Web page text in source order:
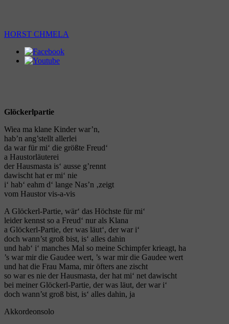
HORST CHMELA
Glöckerlpartie
Wiea ma klane Kinder war’n,
hab’n ang’stellt allerlei
da war für mi‘ die größte Freud‘
a Haustorläuterei
der Hausmasta is‘ ausse g’rennt
dawischt hat er mi‘ nie
i‘ hab‘ eahm d‘ lange Nas’n ‚zeigt
vom Haustor vis-a-vis
A Glöckerl-Partie, wär‘ das Höchste für mi‘
leider kennst so a Freud‘ nur als Klana
a Glöckerl-Partie, der was läut‘, der war i‘
doch wann’st groß bist, is‘ alles dahin
und hab‘ i‘ manches Mal so meine Schimpfer krieagt, ha
’s war mir die Gaudee wert, ’s war mir die Gaudee wert
und hat die Frau Mama, mir öfters ane zischt
so war es nie der Hausmasta, der hat mi‘ net dawischt
bei meiner Glöckerl-Partie, der was läut, der war i‘
doch wann’st groß bist, is‘ alles dahin, ja
Akkordeonsolo